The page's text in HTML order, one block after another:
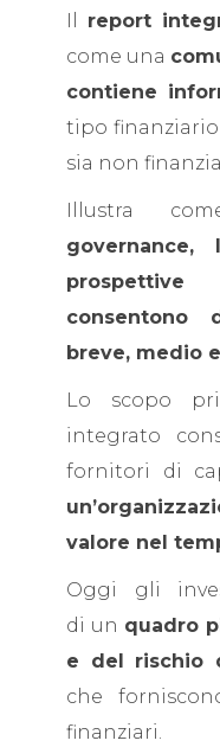
Il report
come una
contiene
tipo finanziario
sia non
Illustra
prospettive
consentono
breve, medio
Lo scopo
integrato
fornitori di
valore nel
Oggi gli
di un quadro
e del rischio
che
finanziari.